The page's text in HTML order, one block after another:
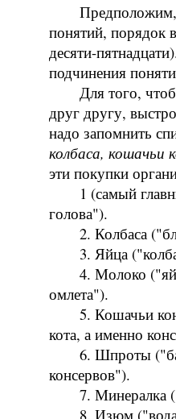
понятий, порядок
десяти-
подчинения
Для того,
друг другу,
надо запомнить
колбаса, кошачьи
эти покупки
1 (самый
голова").
2. Колбаса
3. Яйца
4. Молоко
омлета").
5. Кошачьи
кота, а именно
6. Шпроты
консервов").
7. Минералка
8. Изюм